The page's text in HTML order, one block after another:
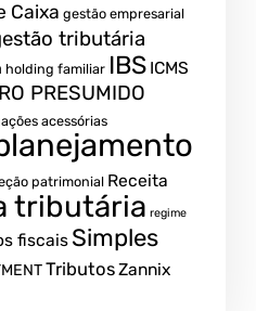
Caixa gestão empresarial
tributária
holding familiar IBS ICMS
PRESUMIDO
acessórias
patrimonial Receita
tributária regime
fiscais Simples
TributosZannix